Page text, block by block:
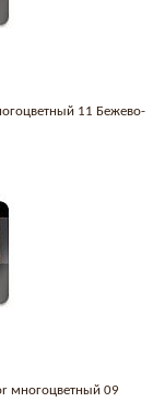
11 Бежево-
многоцветный 09